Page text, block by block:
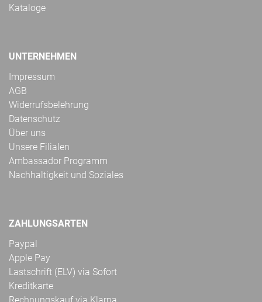
Kataloge
UNTERNEHMEN
Impressum
AGB
Widerrufsbelehrung
Datenschutz
Über uns
Unsere Filialen
Ambassador Programm
Nachhaltigkeit und Soziales
ZAHLUNGSARTEN
Paypal
Apple Pay
Lastschrift (ELV) via Sofort
Kreditkarte
Rechnungskauf via Klarna